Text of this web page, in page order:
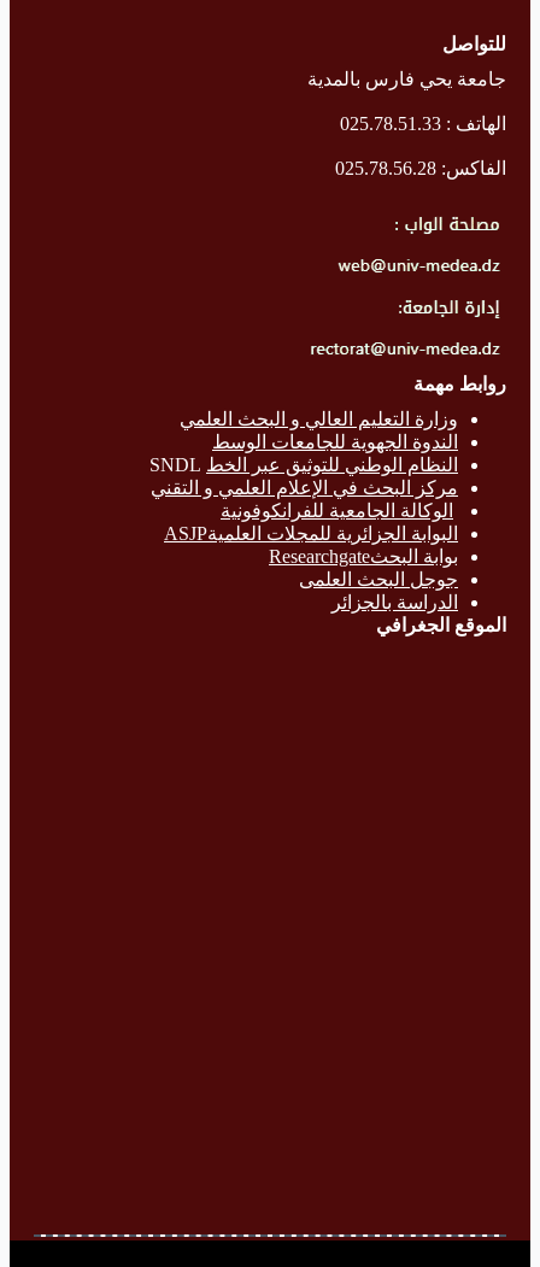
للتواصل
جامعة يحي فارس بالمدية
الهاتف : 025.78.51.33
الفاكس: 025.78.56.28
روابط مهمة
وزارة التعليم العالي و البحث العلمي
الندوة الجهوية للجامعات الوسط
النظام الوطني للتوثيق عبر الخط
مركز البحث في الإعلام العلمي و التقني
الوكالة الجامعية للفرانكوفونية
البوابة الجزائرية للمجلات العلميةASJP
بوابة البحثResearchgate
جوجل البحث العلمى
الدراسة بالجزائر
الموقع الجغرافي